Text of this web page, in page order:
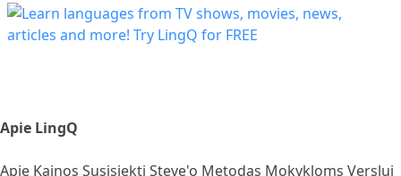
Apie LingQ
Apie Kainos Susisiekti Steve'o Metodas Mokykloms Verslui